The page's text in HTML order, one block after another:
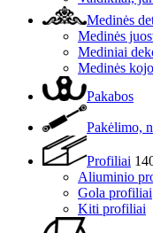
Medinės
Medinės
Mediniai
Medinės
Pakabos
Pakėlimo,
Profiliai
Aliuminio
Gola profiliai
Kiti profiliai